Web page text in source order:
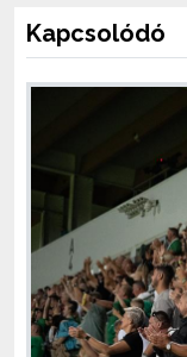
Kapcsolódó